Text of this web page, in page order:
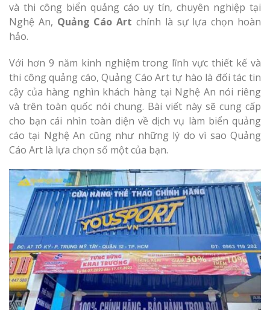
và thi công biển quảng cáo uy tín, chuyên nghiệp tại
Nghệ An, Quảng Cáo Art chính là sự lựa chọn hoàn
hảo.
Với hơn 9 năm kinh nghiệm trong lĩnh vực thiết kế và
thi công quảng cáo, Quảng Cáo Art tự hào là đối tác tin
cậy của hàng nghìn khách hàng tại Nghệ An nói riêng
và trên toàn quốc nói chung. Bài viết này sẽ cung cấp
cho bạn cái nhìn toàn diện về dịch vụ làm biển quảng
cáo tại Nghệ An cũng như những lý do vì sao Quảng
Cáo Art là lựa chọn số một của bạn.
Nghệ An
Làm biển
Thi công
cáo Vinh
Làm biển
Nghệ An giá
Thi Công
Nghệ An Nâng Tầm
Hiệu